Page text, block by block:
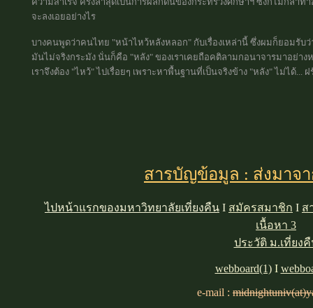
จะลงเอยอย่างไร
บางคนพูดว่าคนไทย "หน้าไหว้หลังหลอก" กับเรื่องเหล่านี้ ซึ่งผมก็ยอมรับว่
มันไม่จริงกระมัง นั่นก็คือ "หลัง" ของเราเคยถือคติลามกอนาจารมาอย่า
เราจึงต้อง "ไหว้" ไปเรื่อยๆ เพราะหาพื้นฐานที่เป็นจริงข้าง "หลัง" ไม่ได้...
สารบัญข้อมูล : ส่งมาจ
ไปหน้าแรกของมหาวิทยาลัยเที่ยงคืน I สมัครสมาชิก I ส
เนื้อหา 3
ประวัติ ม.เที่ยง
webboard(1) I
e-mail :